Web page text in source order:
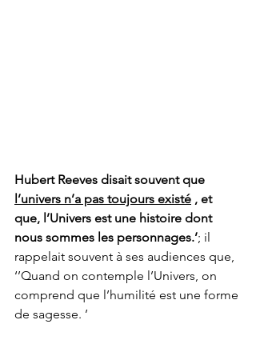
Hubert Reeves disait souvent que
l’univers n’a pas toujours existé , et
que, l’Univers est une histoire dont
nous sommes les personnages.’; il
rappelait souvent à ses audiences que,
‘’Quand on contemple l’Univers, on
comprend que l’humilité est une forme
de sagesse. ’